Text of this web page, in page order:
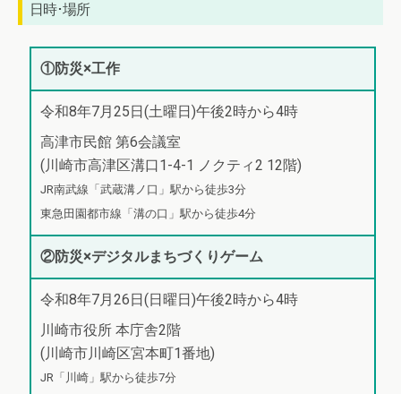
日時･場所
①防災×工作
令和8年7月25日(土曜日)午後2時から4時
高津市民館 第6会議室
(川崎市高津区溝口1-4-1 ノクティ2 12階)
JR南武線「武蔵溝ノ口」駅から徒歩3分
東急田園都市線「溝の口」駅から徒歩4分
②防災×デジタルまちづくりゲーム
令和8年7月26日(日曜日)午後2時から4時
川崎市役所 本庁舎2階
(川崎市川崎区宮本町1番地)
JR「川崎」駅から徒歩7分